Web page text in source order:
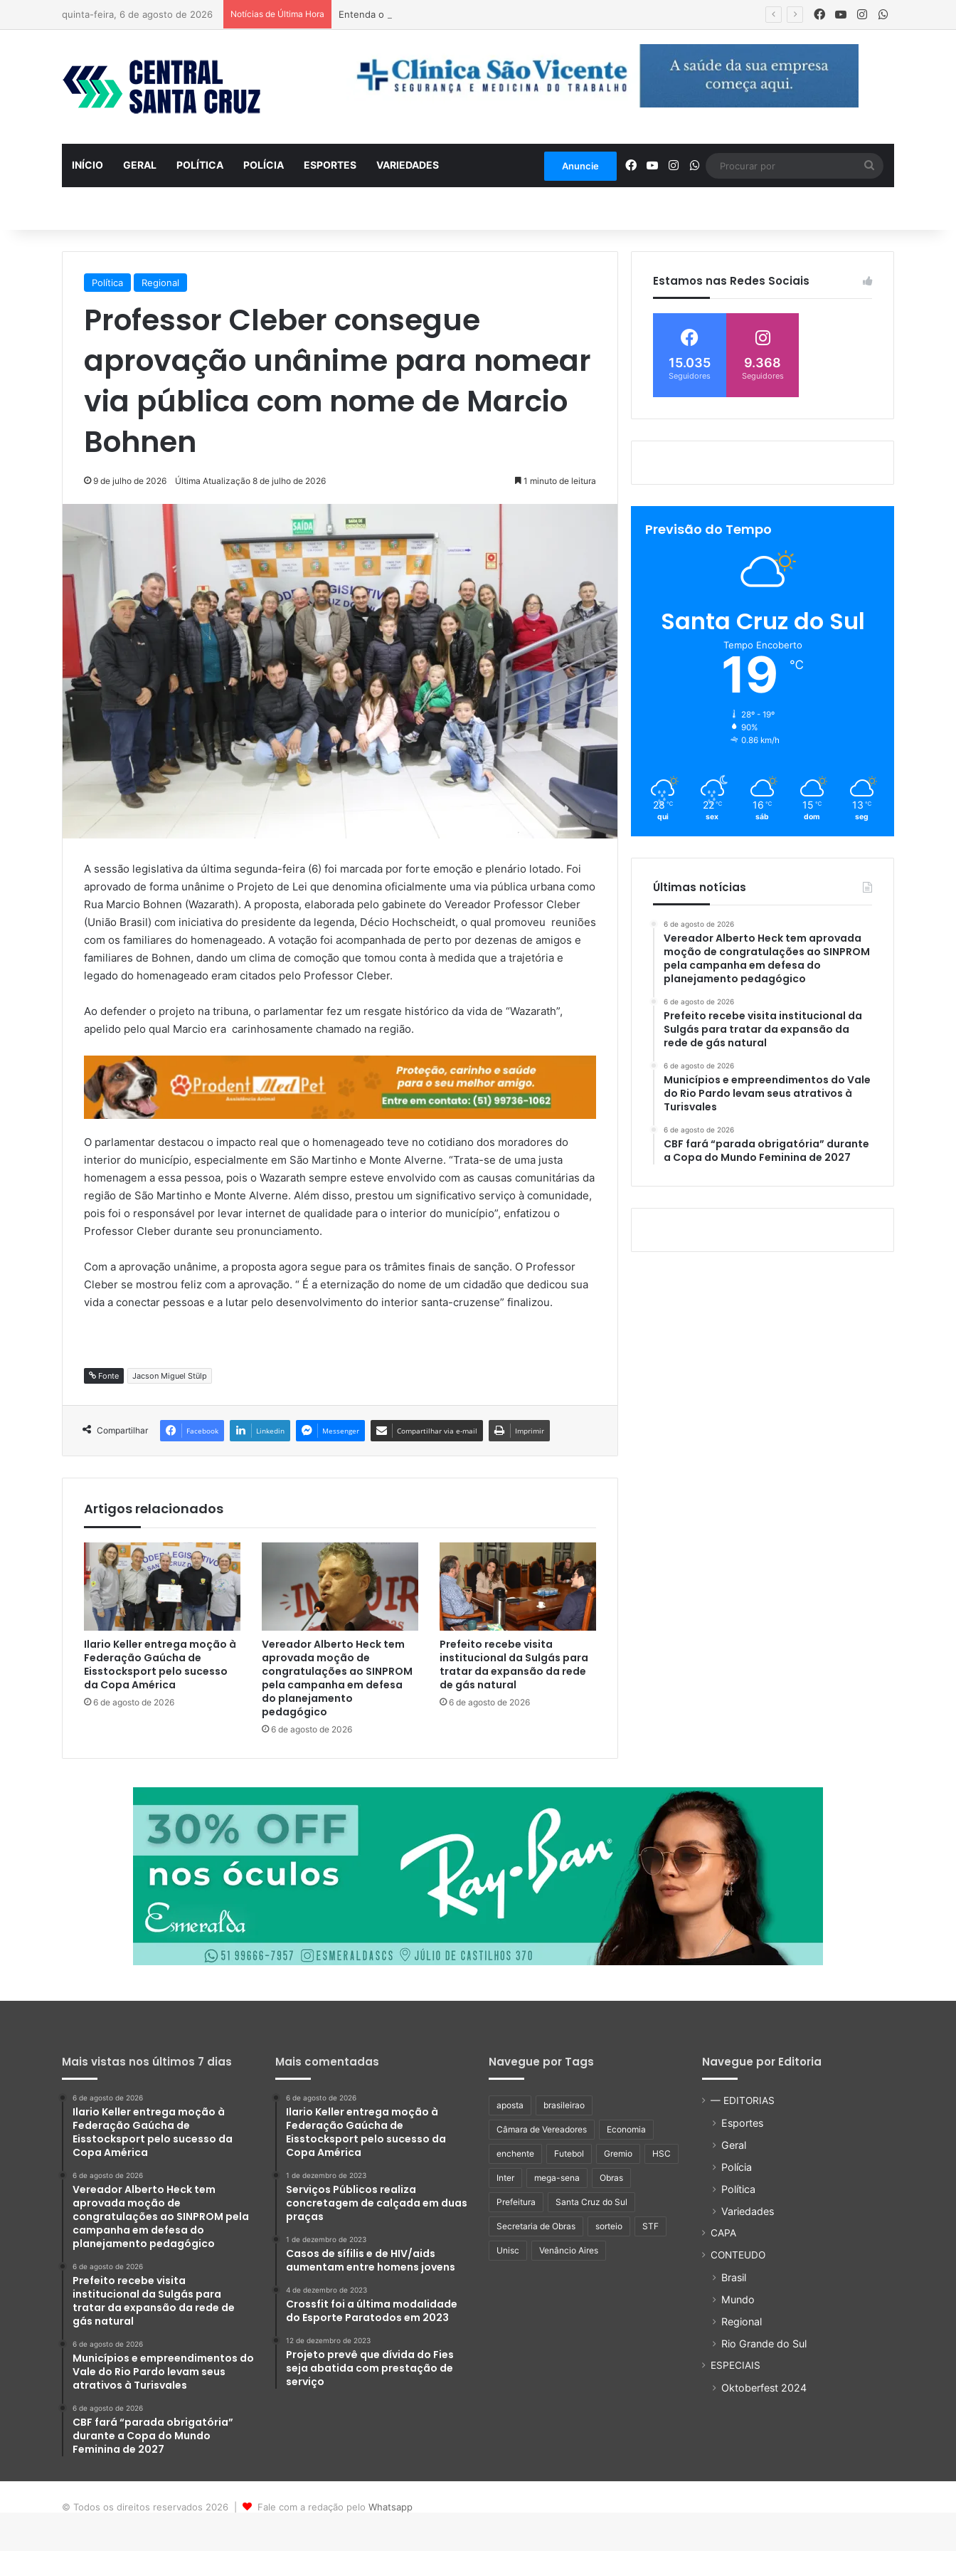
quinta-feira, 6 de agosto de 2026 Notícias de Última Hora Entenda o que é o ciclone bomba que pode atingir o Sul do país Facebook
YouTubeInstagram
INÍCIO GERAL POLÍTICA POLÍCIA ESPORTES VARIEDADES Anuncie Facebook
YouTubeInstagramWhatsApp
por
Política Regional
Professor Cleber consegue
aprovação unânime para nomear
via pública com nome de Marcio
Bohnen
9 de julho de 2026 Última Atualização 8 de julho de 2026 1 minuto de leitura
A sessão legislativa da última segunda-feira (6) foi marcada por forte emoção e plenário lotado. Foi
aprovado de forma unânime o Projeto de Lei que denomina oficialmente uma via pública urbana como
Rua Marcio Bohnen (Wazarath). A proposta, elaborada pelo gabinete do Vereador Professor Cleber
(União Brasil) com iniciativa do presidente da legenda, Décio Hochscheidt, o qual promoveu reuniões
com os familiares do homenageado. A votação foi acompanhada de perto por dezenas de amigos e
familiares de Bohnen, dando um clima de comoção que tomou conta à medida que a trajetória e
legado do homenageado eram citados pelo Professor Cleber.
Ao defender o projeto na tribuna, o parlamentar fez um resgate histórico da vida de “Wazarath”,
apelido pelo qual Marcio era carinhosamente chamado na região.
O parlamentar destacou o impacto real que o homenageado teve no cotidiano dos moradores do
interior do município, especialmente em São Martinho e Monte Alverne. “Trata-se de uma justa
homenagem a essa pessoa, pois o Wazarath sempre esteve envolvido com as causas comunitárias da
região de São Martinho e Monte Alverne. Além disso, prestou um significativo serviço à comunidade,
pois foi o responsável por levar internet de qualidade para o interior do município”, enfatizou o
Professor Cleber durante seu pronunciamento.
Com a aprovação unânime, a proposta agora segue para os trâmites finais de sanção. O Professor
Cleber se mostrou feliz com a aprovação. “ É a eternização do nome de um cidadão que dedicou sua
vida a conectar pessoas e a lutar pelo desenvolvimento do interior santa-cruzense” finalizou.
Fonte Jacson Miguel Stülp
Compartilhar Facebook Linkedin Messenger Compartilhar via e-mail Imprimir
Artigos relacionados
Ilario Keller entrega moção à
Federação Gaúcha de
Eisstocksport pelo sucesso
da Copa América
6 de agosto de 2026
Vereador Alberto Heck tem
aprovada moção de
congratulações ao SINPROM
pela campanha em defesa
do planejamento
pedagógico
6 de agosto de 2026
Prefeito recebe visita
institucional da Sulgás para
tratar da expansão da rede
de gás natural
6 de agosto de 2026
Estamos nas Redes Sociais
15.035
Seguidores
9.368
Seguidores
Previsão do Tempo
Santa Cruz do Sul
Tempo Encoberto
19 ℃
28º - 19º
90%
0.86 km/h
28 ℃
qui
22 ℃
sex
16 ℃
sáb
15 ℃
dom
13 ℃
seg
Últimas notícias
6 de agosto de 2026
Vereador Alberto Heck tem aprovada
moção de congratulações ao SINPROM
pela campanha em defesa do
planejamento pedagógico
6 de agosto de 2026
Prefeito recebe visita institucional da
Sulgás para tratar da expansão da
rede de gás natural
6 de agosto de 2026
Municípios e empreendimentos do Vale
do Rio Pardo levam seus atrativos à
Turisvales
6 de agosto de 2026
CBF fará “parada obrigatória” durante
a Copa do Mundo Feminina de 2027
Mais vistas nos últimos 7 dias
6 de agosto de 2026
Ilario Keller entrega moção à
Federação Gaúcha de
Eisstocksport pelo sucesso da
Copa América
6 de agosto de 2026
Vereador Alberto Heck tem
aprovada moção de
congratulações ao SINPROM pela
campanha em defesa do
planejamento pedagógico
6 de agosto de 2026
Prefeito recebe visita
institucional da Sulgás para
tratar da expansão da rede de
gás natural
6 de agosto de 2026
Municípios e empreendimentos do
Vale do Rio Pardo levam seus
atrativos à Turisvales
6 de agosto de 2026
CBF fará “parada obrigatória”
durante a Copa do Mundo
Feminina de 2027
Mais comentadas
6 de agosto de 2026
Ilario Keller entrega moção à
Federação Gaúcha de
Eisstocksport pelo sucesso da
Copa América
1 de dezembro de 2023
Serviços Públicos realiza
concretagem de calçada em duas
praças
1 de dezembro de 2023
Casos de sífilis e de HIV/aids
aumentam entre homens jovens
4 de dezembro de 2023
Crossfit foi a última modalidade
do Esporte Paratodos em 2023
12 de dezembro de 2023
Projeto prevê que dívida do Fies
seja abatida com prestação de
serviço
Navegue por Tags
aposta brasileirao
Câmara de Vereadores Economia
enchente Futebol Gremio HSC
Inter mega-sena Obras
Prefeitura Santa Cruz do Sul
Secretaria de Obras sorteio STF
Unisc Venâncio Aires
Navegue por Editoria
— EDITORIAS
Esportes
Geral
Polícia
Política
Variedades
CAPA
CONTEUDO
Brasil
Mundo
Regional
Rio Grande do Sul
ESPECIAIS
Oktoberfest 2024
© Todos os direitos reservados 2026 | Fale com a redação pelo Whatsapp